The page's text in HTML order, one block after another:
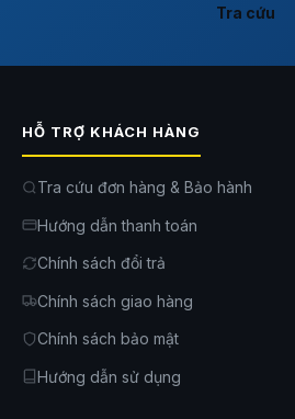
Tra cứu
HỖ TRỢ KHÁCH HÀNG
Tra cứu đơn hàng & Bảo hành
Hướng dẫn thanh toán
Chính sách đổi trả
Chính sách giao hàng
Chính sách bảo mật
Hướng dẫn sử dụng